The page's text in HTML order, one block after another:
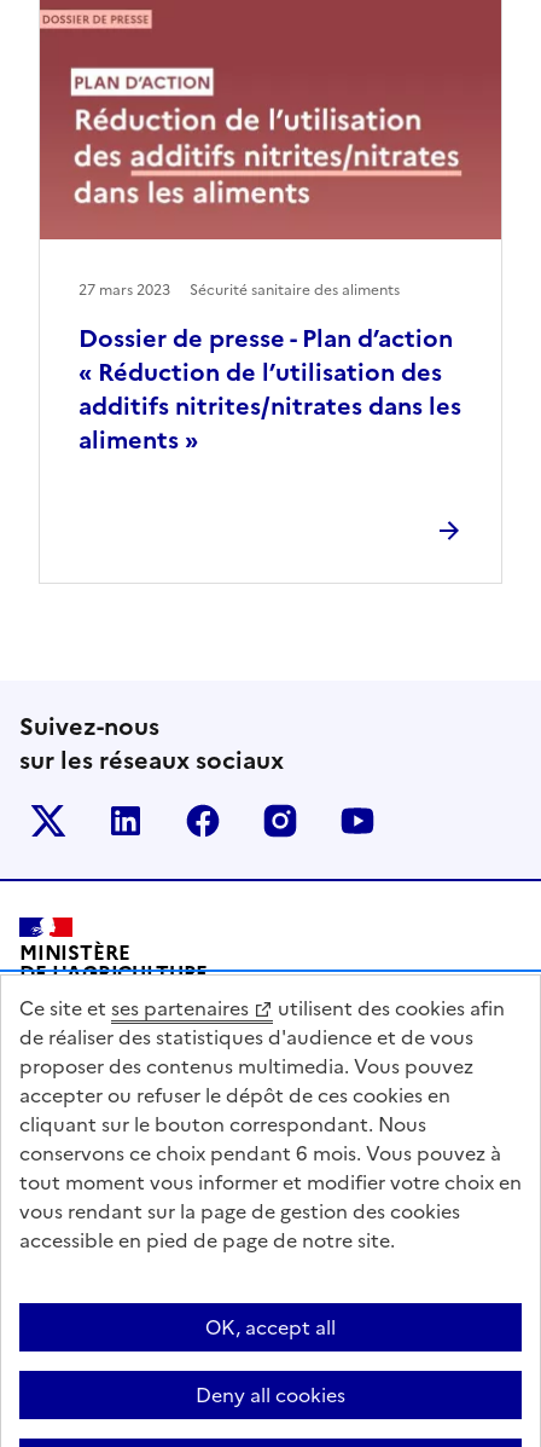
Dossier de presse - Plan d’action
« Réduction de l’utilisation des
additifs nitrites/nitrates dans les
aliments »
27 mars 2023 Sécurité sanitaire des aliments
Suivez-nous
sur les réseaux sociaux
Le ministère sur Twitter
Le ministère sur LinkedIn
Le ministère sur Facebook
Le ministère sur
Pied de page
MINISTÈRE
DE L'AGRICULTURE
DE L'AGRO-ALIMENTAIRE
ET DE LA SOUVERAINETÉ
ALIMENTAIRE
legifrance.gouv.fr
info.gouv.fr
service-public.gouv.fr
data.gouv.fr
Questions fréquentes / Contacts
Informations publiques
Mentions légales
Archives presse English contents
Cookies
Paramètres d'affichage
Ce site et ses partenaires
utilisent des cookies afin
de réaliser des statistiques d'audience et de vous
proposer des contenus multimedia. Vous pouvez
accepter ou refuser le dépôt de ces cookies en
cliquant sur le bouton correspondant. Nous
conservons ce choix pendant 6 mois. Vous pouvez à
tout moment vous informer et modifier votre choix en
vous rendant sur la page de gestion des cookies
accessible en pied de page de notre site.
OK, accept all
Deny all cookies